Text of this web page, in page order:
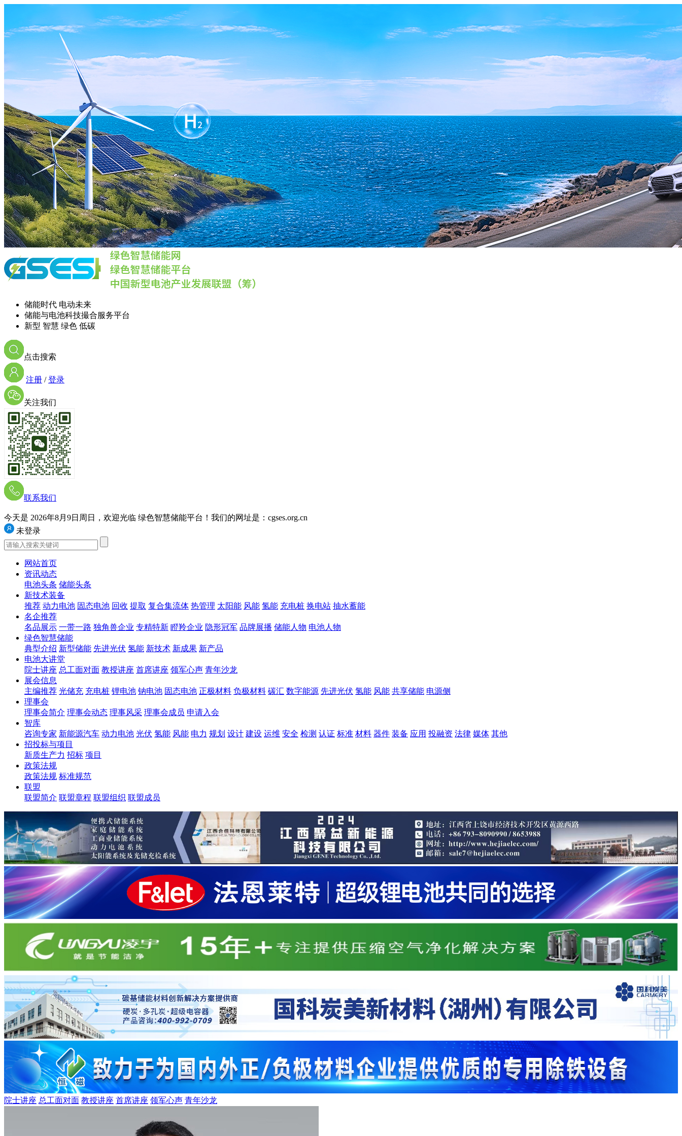
储能时代 电动未来
储能与电池科技撮合服务平台
新型 智慧 绿色 低碳
点击搜索
注册 /登录
关注我们
联系我们
今天是 2026年8月9日周日
，欢迎光临 绿色智慧储能平台！我们的网址是：cgses.org.cn
未登录
网站首页
资讯动态
电池头条 储能头条
新技术装备
推荐 动力电池 固态电池 回收 提取 复合集流体 热管理 太阳能 风能 氢能 充电桩 换电站 抽水蓄能
名企推荐
名品展示 一带一路 独角兽企业 专精特新 瞪羚企业 隐形冠军 品牌展播 储能人物 电池人物
绿色智慧储能
典型介绍 新型储能 先进光伏 氢能 新技术 新成果 新产品
电池大讲堂
院士讲座 总工面对面 教授讲座 首席讲座 领军心声 青年沙龙
展会信息
主编推荐 光储充 充电桩 锂电池 钠电池 固态电池 正极材料 负极材料 碳汇 数字能源 先进光伏 氢能 风能 共享储能 电源侧
理事会
理事会简介 理事会动态 理事风采 理事会成员 申请入会
智库
咨询专家 新能源汽车 动力电池 光伏 氢能 风能 电力 规划 设计 建设 运维 安全 检测 认证 标准 材料 器件 装备 应用 投融资 法律 媒体 其他
招投标与项目
新质生产力 招标 项目
政策法规
政策法规 标准规范
联盟
联盟简介 联盟章程 联盟组织 联盟成员
院士讲座 总工面对面 教授讲座 首席讲座 领军心声 青年沙龙